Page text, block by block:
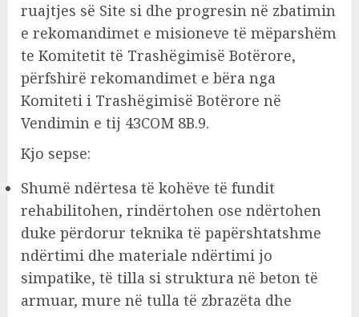
ruajtjes së Site si dhe progresin në zbatimin
e rekomandimet e misioneve të mëparshëm
te Komitetit të Trashëgimisë Botërore,
përfshirë rekomandimet e bëra nga
Komiteti i Trashëgimisë Botërore në
Vendimin e tij 43COM 8B.9.
Kjo sepse:
Shumë ndërtesa të kohëve të fundit
rehabilitohen, rindërtohen ose ndërtohen
duke përdorur teknika të papërshtatshme
ndërtimi dhe materiale ndërtimi jo
simpatike, të tilla si struktura në beton të
armuar, mure në tulla të zbrazëta dhe